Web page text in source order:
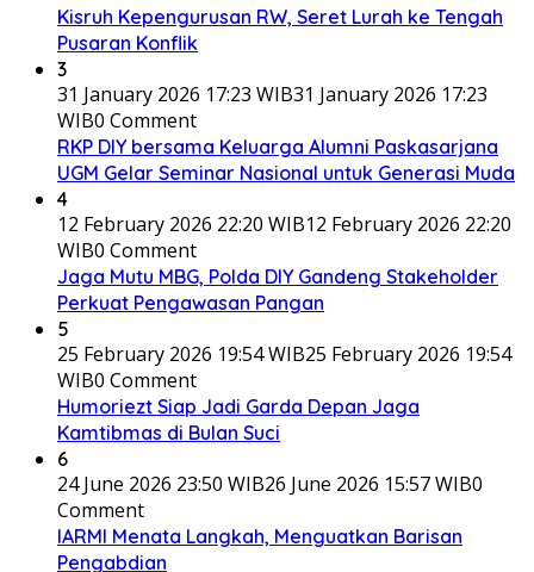
Kisruh Kepengurusan RW, Seret Lurah ke Tengah
Pusaran Konflik
3
31 January 2026 17:23 WIB31 January 2026 17:23
WIB0 Comment
RKP DIY bersama Keluarga Alumni Paskasarjana
UGM Gelar Seminar Nasional untuk Generasi Muda
4
12 February 2026 22:20 WIB12 February 2026 22:20
WIB0 Comment
Jaga Mutu MBG, Polda DIY Gandeng Stakeholder
Perkuat Pengawasan Pangan
5
25 February 2026 19:54 WIB25 February 2026 19:54
WIB0 Comment
Humoriezt Siap Jadi Garda Depan Jaga
Kamtibmas di Bulan Suci
6
24 June 2026 23:50 WIB26 June 2026 15:57 WIB0
Comment
IARMI Menata Langkah, Menguatkan Barisan
Pengabdian